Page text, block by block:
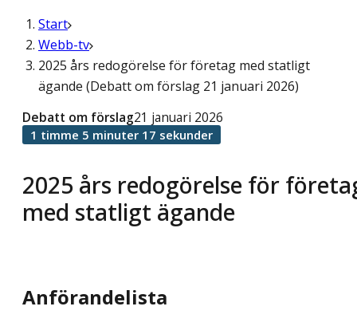
Start
Webb-tv
2025 års redogörelse för företag med statligt
ägande (Debatt om förslag 21 januari 2026)
2025 års redogörelse för
med statligt ägande
Debatt om förslag21 januari 2026
1 timme 5 minuter 17 sekunder
Anförandelista